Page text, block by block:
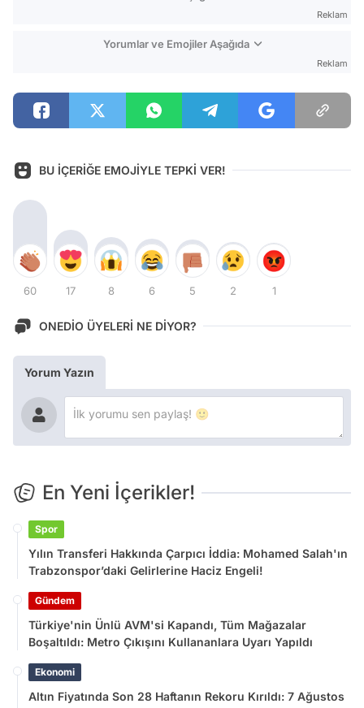
Reklam
Yorumlar ve Emojiler Aşağıda
Reklam
BU İÇERİĞE EMOJİYLE TEPKİ VER!
60 17 8 6 5 2 1
ONEDİO ÜYELERİ NE DİYOR?
Yorum Yazın
En Yeni İçerikler!
Spor
Yılın Transferi Hakkında Çarpıcı İddia: Mohamed Salah'ın
Trabzonspor’daki Gelirlerine Haciz Engeli!
Gündem
Türkiye'nin Ünlü AVM'si Kapandı, Tüm Mağazalar
Boşaltıldı: Metro Çıkışını Kullananlara Uyarı Yapıldı
Ekonomi
Altın Fiyatında Son 28 Haftanın Rekoru Kırıldı: 7 Ağustos